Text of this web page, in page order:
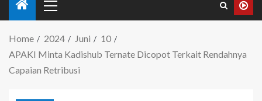
Home 2024 Juni
10
APAKI Minta Kadishub Ternate Dicopot Terkait Rendahnya
Capaian Retribusi